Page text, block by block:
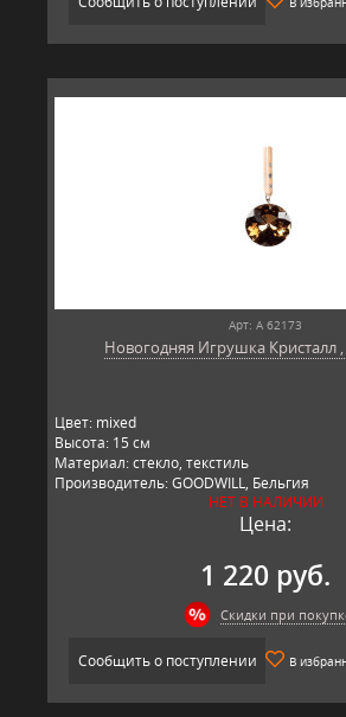
Арт: A 62173
Новогодняя Игрушка Кристалл ,
Цвет: mixed
Высота: 15 см
Материал: стекло, текстиль
Производитель: GOODWILL, Бельгия
НЕТ В НАЛИЧИИ
Цена:
1 220 руб.
Скидки при
Сообщить о поступлении В